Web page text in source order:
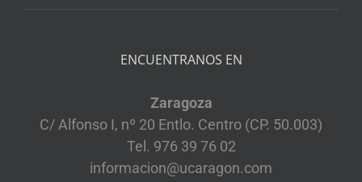
ENCUENTRANOS EN
Zaragoza
C/ Alfonso I, nº 20 Entlo. Centro (CP. 50.003)
Tel. 976 39 76 02
informacion@ucaragon.com